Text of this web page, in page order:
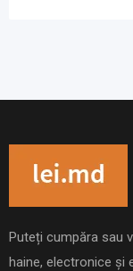
Puteți cumpăra sau
haine, electronice și